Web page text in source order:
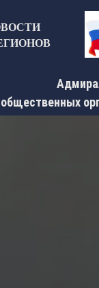
общественных